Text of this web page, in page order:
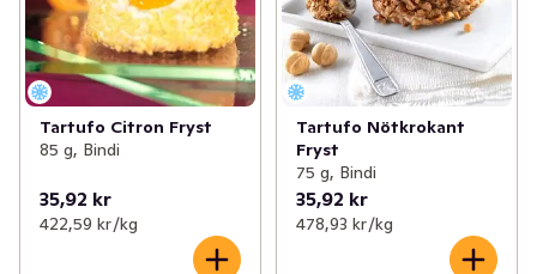
Tartufo Citron Fryst
85 g, Bindi
35,92 kr
422,59 kr /kg
Tartufo Nötkrokant
Fryst
75 g, Bindi
35,92 kr
478,93 kr /kg